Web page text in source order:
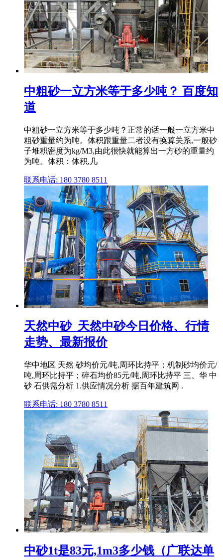
中粗砂一立方米等于多少吨？ 百度知
道
中粗砂一立方米等于多少吨？正常的话一般一立方米中
粗砂重量约为吨。体积跟重量二者没有换算关系,一般砂
子堆积密度为kg/M3,由此很快就能算出一方砂的重量约
为吨。体积：体积,几
联系电话: 180 3780 8511
天然中砂_天然中砂今日价格、行情
走势、最新报价
华中地区 天然 砂均价元/吨,周环比持平；机制砂均价元/
吨,周环比持平；碎石均价85元/吨,周环比持平 三、华 中
砂 石供需分析 1.供应情况分析 据百年建筑网 .
联系电话: 180 3780 8511
中砂1t是83元,1m3多少钱（广联达单